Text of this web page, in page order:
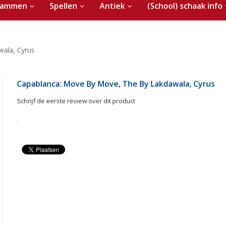
Spellen Antiek (School) schaak info
Cyrus
Capablanca: Move By Move, The By Lakdawala, Cyrus
Schrijf de eerste review over dit product
.